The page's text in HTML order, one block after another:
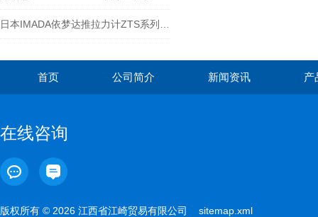
首页 公司简介 新闻资讯 产
在线咨询
版权所有 © 2026 江西省江崎贸易有限公司 sitemap.xml